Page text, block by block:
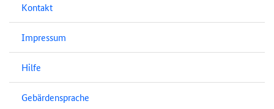
Kontakt
Impressum
Hilfe
Gebärdensprache